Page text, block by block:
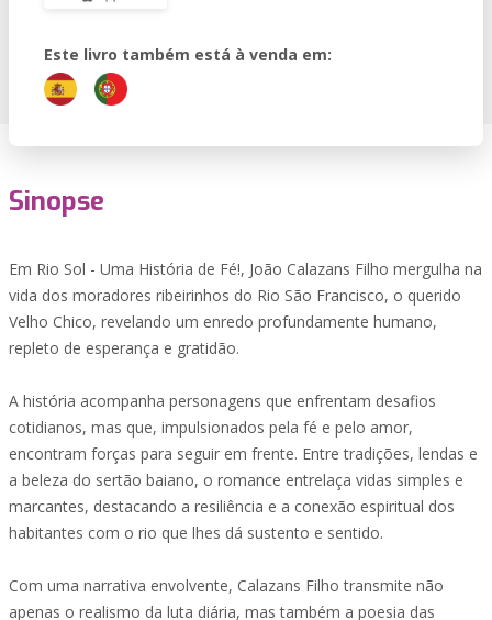
Este livro também está à venda em:
Sinopse
Em Rio Sol - Uma História de Fé!, João Calazans Filho mergulha na
vida dos moradores ribeirinhos do Rio São Francisco, o querido
Velho Chico, revelando um enredo profundamente humano,
repleto de esperança e gratidão.
A história acompanha personagens que enfrentam desafios
cotidianos, mas que, impulsionados pela fé e pelo amor,
encontram forças para seguir em frente. Entre tradições, lendas e
a beleza do sertão baiano, o romance entrelaça vidas simples e
marcantes, destacando a resiliência e a conexão espiritual dos
habitantes com o rio que lhes dá sustento e sentido.
Com uma narrativa envolvente, Calazans Filho transmite não
apenas o realismo da luta diária, mas também a poesia das